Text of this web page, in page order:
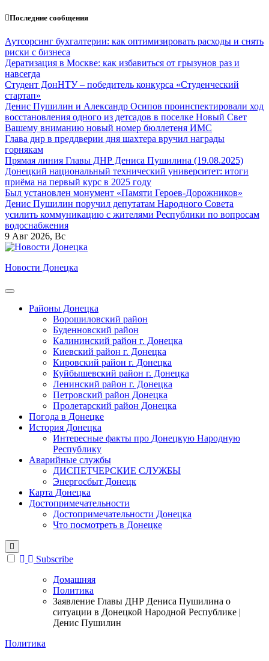
Перейти
содержанию
Последние сообщения
Аутсорсинг бухгалтерии: как оптимизировать расходы и снять
риски с бизнеса
Дератизация в Москве: как избавиться от грызунов раз и
навсегда
Студент ДонНТУ – победитель конкурса «Студенческий
стартап»
Денис Пушилин и Александр Осипов проинспектировали ход
восстановления одного из детсадов в поселке Новый Свет
Вашему вниманию новый номер бюллетеня ИМС
Глава днр в преддверии дня шахтера вручил награды
горнякам
Прямая линия Главы ДНР Дениса Пушилина (19.08.2025)
Донецкий национальный технический университет: итоги
приёма на первый курс в 2025 году
Был установлен монумент «Памяти Героев-Дорожников»
Денис Пушилин поручил депутатам Народного Совета
усилить коммуникацию с жителями Республики по вопросам
водоснабжения
9 Авг 2026, Вс
Новости Донецка
Районы Донецка
Ворошиловский район
Буденновский район
Калининский район г. Донецка
Киевский район г. Донецка
Кировский район г. Донецка
Куйбышевский район г. Донецка
Ленинский район г. Донецка
Петровский район Донецка
Пролетарский район Донецка
Погода в Донецке
История Донецка
Интересные факты про Донецкую Народную
Республику
Аварийные службы
ДИСПЕТЧЕРСКИЕ СЛУЖБЫ
Энергосбыт Донецк
Карта Донецка
Достопримечательности
Достопримечательности Донецка
Что посмотреть в Донецке
Subscribe
Домашняя
Политика
Заявление Главы ДНР Дениса Пушилина о
ситуации в Донецкой Народной Республике |
Денис Пушилин
Политика